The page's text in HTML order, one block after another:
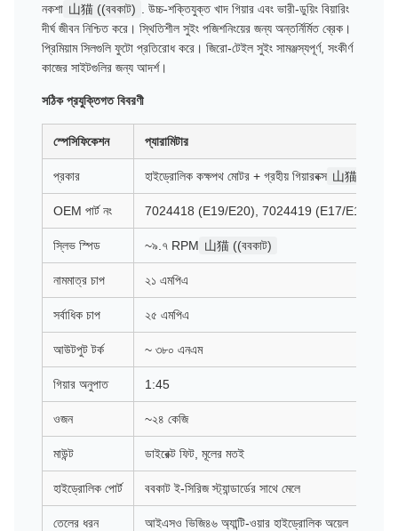
নকশা 山猫 ((ববকাট)
. উচ্চ-শক্তিযুক্ত খাদ গিয়ার এবং ভারী-ডুয়িং বিয়ারিং
দীর্ঘ জীবন নিশ্চিত করে। স্থিতিশীল সুইং পজিশনিংয়ের জন্য অন্তর্নির্মিত ব্রেক।
প্রিমিয়াম সিলগুলি ফুটো প্রতিরোধ করে। জিরো-টেইল সুইং সামঞ্জস্যপূর্ণ, সংকীর্ণ
কাজের সাইটগুলির জন্য আদর্শ।
সঠিক প্রযুক্তিগত বিবরণী
স্পেসিফিকেশন প্যারামিটার
প্রকার হাইড্রোলিক কক্ষপথ মোটর + গ্রহীয় গিয়ারবক্স 山猫
OEM পার্ট নং 7024418 (E19/E20), 7024419 (E17/E17Z)
স্লিভ স্পিড ~৯.৭ RPM 山猫 ((ববকাট)
নামমাত্র চাপ ২১ এমপিএ
সর্বাধিক চাপ ২৫ এমপিএ
আউটপুট টর্ক ~ ৩৮০ এনএম
গিয়ার অনুপাত 1:45
ওজন ~২৪ কেজি
মাউন্ট ডাইরেক্ট ফিট, মূলের মতই
হাইড্রোলিক পোর্ট ববকাট ই-সিরিজ স্ট্যান্ডার্ডের সাথে মেলে
তেলের ধরন আইএসও ভিজি৪৬ অ্যান্টি-ওয়ার হাইড্রোলিক অয়েল